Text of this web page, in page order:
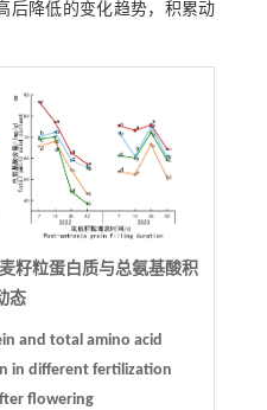
后降低的变化趋势，积累动
籽粒蛋白质与总氨基酸积
态
and total amino acid
in different fertilization
flowering